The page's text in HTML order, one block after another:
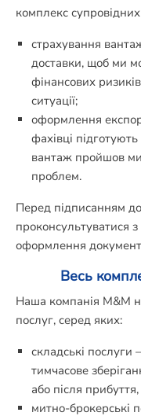
комплекс
страхування
доставки, щоб ми
фінансових
ситуації;
оформлення
фахівці
вантаж пройшов
проблем.
Перед підписанням
проконсультуватися
оформлення
Весь
Наша компанія M&M
послуг, серед яких:
складські послуги
тимчасове
або після
митно-брокерські